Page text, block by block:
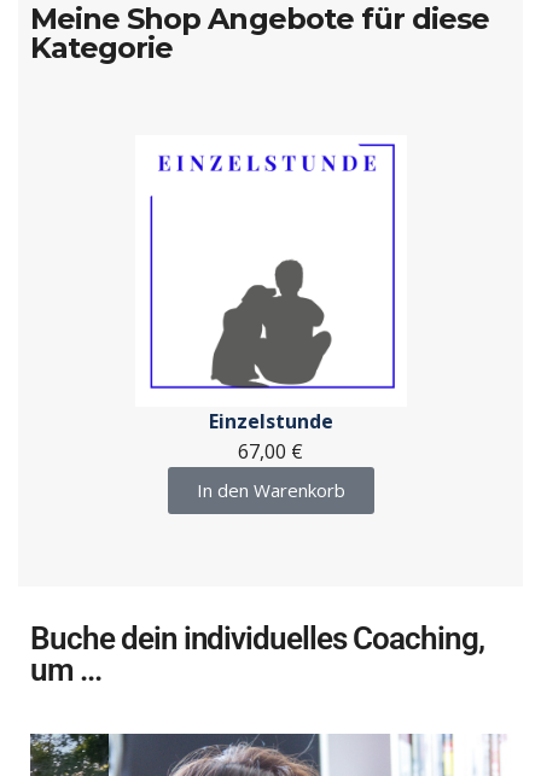
Meine Shop Angebote für diese
Kategorie
Einzelstunde
67,00 €
In den Warenkorb
Buche dein individuelles Coaching,
um ...